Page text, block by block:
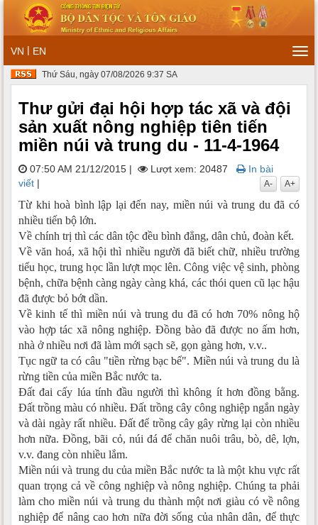
VN | EN
Thứ Sáu, ngày 07/08/2026 9:37 SA
Thư gửi đại hội hợp tác xã và đội
sản xuất nông nghiệp tiên tiến
miền núi và trung du - 11-4-1964
07:50 AM 21/12/2015 | Lượt xem: 20487
In bài
viết | A+
A-
Từ khi hoà bình lập lại đến nay, miền núi và trung du đã có
nhiều tiến bộ lớn.
Về chính trị thì các dân tộc đều bình đẳng, dân chủ, đoàn kết.
Về văn hoá, xã hội thì nhiều người đã biết chữ, nhiều trường
tiểu học, trung học lần lượt mọc lên. Công việc vệ sinh, phòng
bệnh, chữa bệnh càng ngày càng khá, các thói quen cũ lạc hậu
đã được bỏ bớt dần.
Về kinh tế thì miền núi và trung du đã có hơn 70% nông hộ
vào hợp tác xã nông nghiệp. Đồng bào đã được no ấm hơn,
nhà ở nhiều nơi đã làm mới sạch sẽ, gọn gàng hơn, v.v..
Tục ngữ ta có câu "tiền rừng bạc bể". Miền núi và trung du là
rừng tiền của miền Bắc nước ta.
Đất đai cấy lúa tính đầu người thì không ít hơn đồng bằng.
Đất trồng màu có nhiều. Đất trồng cây công nghiệp ngắn ngày
và dài ngày rất nhiều. Đất để trồng cây gây rừng lại còn nhiều
hơn nữa. Đồng, bãi cỏ, núi đá để chăn nuôi trâu, bò, dê, lợn,
v.v. đang còn nhiều lắm.
Miền núi và trung du của miền Bắc nước ta là một khu vực rất
quan trọng cả về công nghiệp và nông nghiệp. Chúng ta phải
làm cho miền núi và trung du thành một nơi giàu có về nông
nghiệp để nâng cao hơn nữa đời sống của nhân dân, để thực